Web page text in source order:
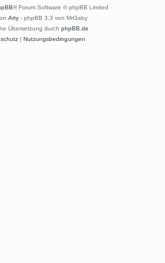
® Forum Software © phpBB Limited
Arty - phpBB 3.3 von MrGaby
Übersetzung durch phpBB.de
| Nutzungsbedingungen